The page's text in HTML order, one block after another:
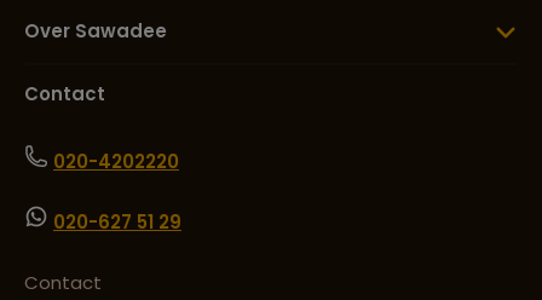
Over Sawadee
Contact
020-4202220
020-627 51 29
Contact